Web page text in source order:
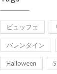
ビュッフェ
バレンタイン
Halloween